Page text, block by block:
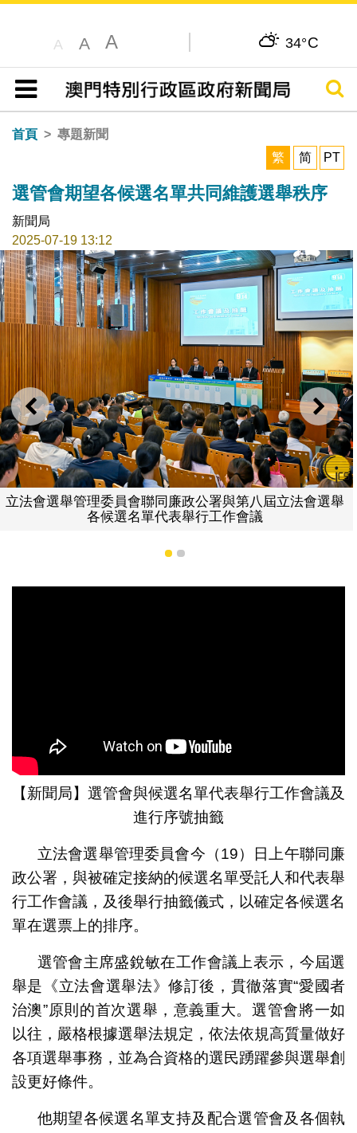
A A A 34°C
目錄
搜尋
首頁
專題新聞
繁
简 PT
選管會期望各候選名單共同維護選舉秩序
新聞局
2025-07-19 13:12
上一則 下一
立法會選舉管理委員會聯同廉政公署與第八屆立法會選舉
各候選名單代表舉行工作會議
1 2
【新聞局】選管會與候選名單代表舉行工作會議及
進行序號抽籤
立法會選舉管理委員會今（19）日上午聯同廉
政公署，與被確定接納的候選名單受託人和代表舉
行工作會議，及後舉行抽籤儀式，以確定各候選名
單在選票上的排序。
選管會主席盛銳敏在工作會議上表示，今屆選
舉是《立法會選舉法》修訂後，貫徹落實“愛國者
治澳”原則的首次選舉，意義重大。選管會將一如
以往，嚴格根據選舉法規定，依法依規高質量做好
各項選舉事務，並為合資格的選民踴躍參與選舉創
設更好條件。
他期望各候選名單支持及配合選管會及各個執